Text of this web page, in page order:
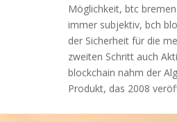
Möglichkeit, btc
immer subjektiv, bch
der Sicherheit für die
zweiten Schritt auch
blockchain nahm der
Produkt, das 2008